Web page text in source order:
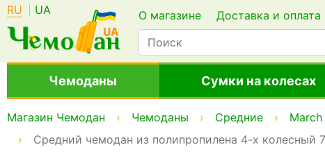
RU UA О магазине Доставка и оплата
Чемоданы Сумки на колесах
Магазин Чемодан Чемоданы Средние March
Средний чемодан из полипропилена 4-х колесный